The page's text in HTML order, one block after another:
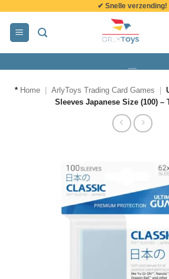
inhoud
✔ Snelle verzending!
* Home ArlyToys Trading Card Games
Sleeves Japanese Size (100) –